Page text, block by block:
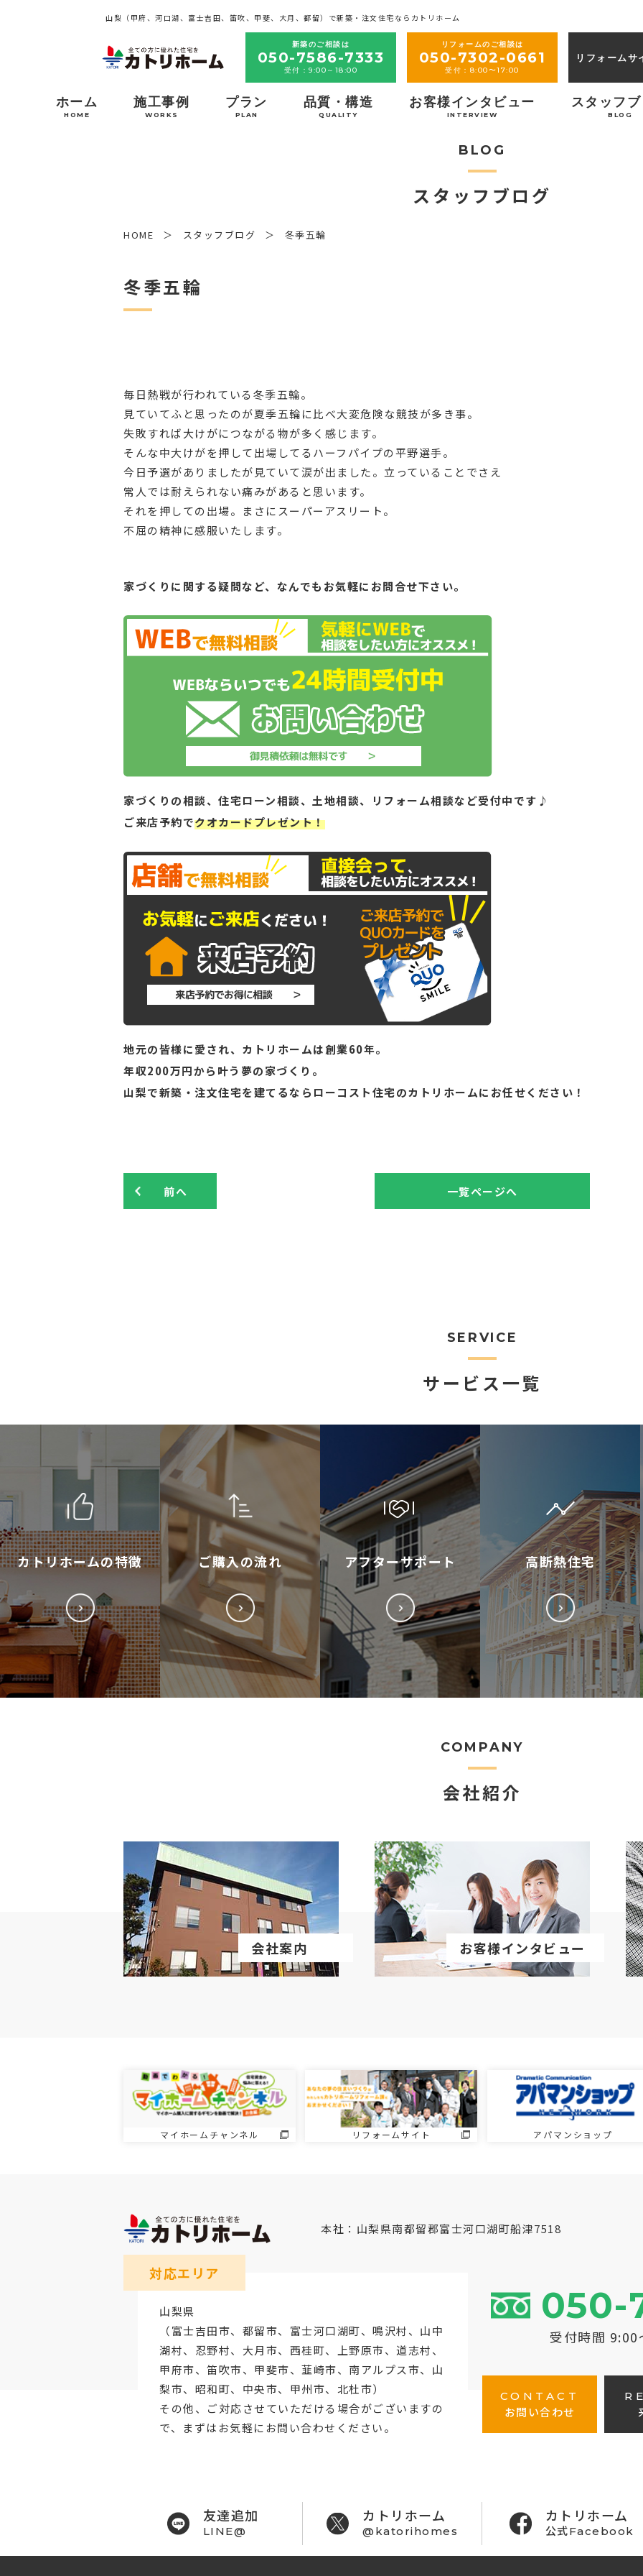
山梨（甲府、河口湖、富士吉田、笛吹、甲斐、大月、都留）で新築・注文住宅ならカトリホーム
新築のご相談は
050-7586-7333
受付：9:00～18:00
リフォームのご相談は
050-7302-0661
受付：8:00〜17:00
リフォームサ
ホーム
HOME
施工事例
WORKS
プラン
PLAN
品質・構造
QUALITY
お客様インタビュー
INTERVIEW
スタッフ
BLOG
BLOG
スタッフブログ
HOME スタッフブログ 冬季五輪
冬季五輪
毎日熱戦が行われている冬季五輪。
見ていてふと思ったのが夏季五輪に比べ大変危険な競技が多き事。
失敗すれば大けがにつながる物が多く感じます。
そんな中大けがを押して出場してるハーフパイプの平野選手。
今日予選がありましたが見ていて涙が出ました。立っていることでさえ
常人では耐えられない痛みがあると思います。
それを押しての出場。まさにスーパーアスリート。
不屈の精神に感服いたします。
家づくりに関する疑問など、 なんでもお気軽にお問合せ下さい。
家づくりの相談、住宅ローン相談、土地相談、リフォーム相談など受付中です♪
ご来店予約でクオカードプレゼント！
地元の皆様に愛され、カトリホームは創業60年。
年収200万円から叶う夢の家づくり。
山梨で新築・注文住宅を建てるならローコスト住宅のカトリホームにお任せください！
前へ 一覧ページへ
SERVICE
サービス一覧
カトリホームの特徴 ご購入の流れ アフターサポート 高断熱住宅
COMPANY
会社紹介
会社案内 お客様インタビュー
マイホームチャンネル リフォームサイト アパマンショップ
本社：山梨県南都留郡富士河口湖町船津7518
050-
受付時間
CONTACT
お問い合わせ
対応エリア
山梨県
（富士吉田市、 都留市、 富士河口湖町、鳴沢村、山中
湖村、忍野村、 大月市、西桂町、上野原市、道志村、
甲府市、笛吹市、甲斐市、韮崎市、南アルプス市、山
梨市、昭和町、中央市、甲州市、北杜市）
その他、ご対応させていただける場合がございますの
で、まずはお気軽にお問い合わせください。
友達追加
LINE@
カトリホーム
@katorihomes
カトリホーム
公式Facebook